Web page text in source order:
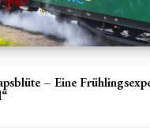
– Eine